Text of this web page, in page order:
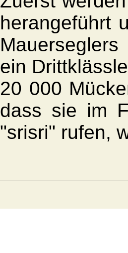
herangeführt
ein
20 000
dass sie im
"srisri" rufen,